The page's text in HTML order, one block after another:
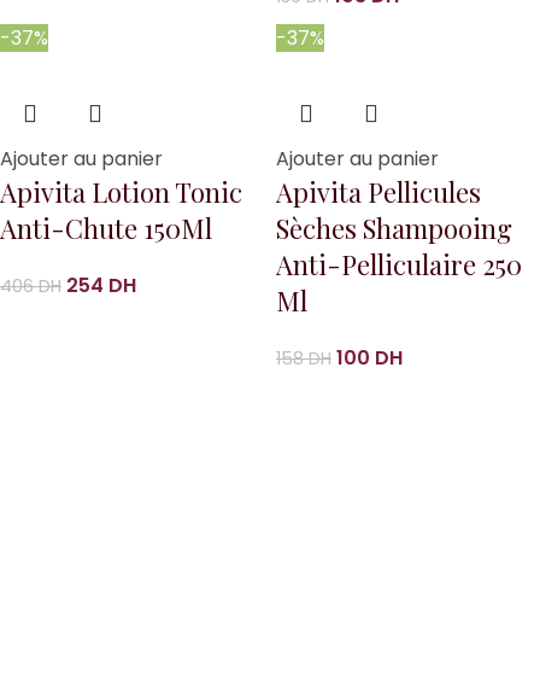
-37%
Ajouter au panier
Apivita Lotion Tonic
Anti-Chute 150Ml
406DH 254 DH
-37%
Ajouter au panier
Apivita Pellicules
Sèches Shampooing
Anti-Pelliculaire 250
Ml
158DH 100 DH